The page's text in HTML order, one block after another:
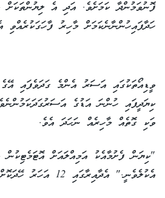
ފޮނުވަމުންދާ ކަމަށެވެ. އަދި އެ ލިޔުންތަކަށް
ހަދާފައިހުންނާނެކަމަށް މާހިރު ފާހަގަކުރެއްވި
ވީޑިއޯތަކުގައި އަސަރު އެންމެ ގަދަވެފައި
ކިޔަދީފައި ހުންނަ އަޑުގެ
ވަކި ގޮތެއް މާހިރެއް ނަހަދަ އެވެ.
"ކިޔަން ފެށުމާއެކު އަމިއްލައަށް
އެކުލެވެނީ." އެދާއިރާގައި 12 އަހަރު ހޭދަކޮށްފައިވާ މާހިރު ބުންޏެވެ.